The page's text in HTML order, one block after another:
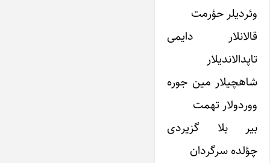
وئردیلر حؤرمت
قالانلار دایمی
تاپدالاندیلار
شاهچیلار مین جوره
ووردولار تهمت
بیر بلا گزیردی
چؤلده سرگردان